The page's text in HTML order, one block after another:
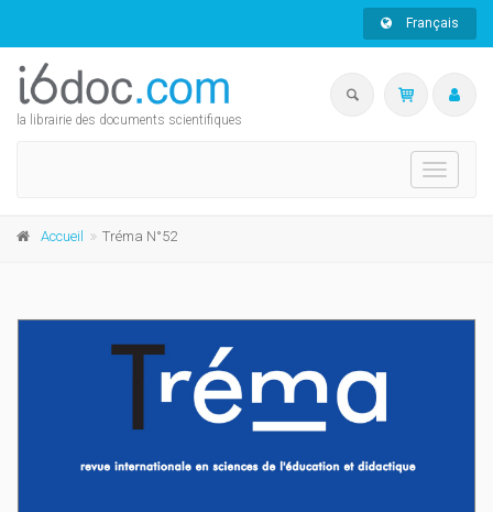
Français
la librairie des documents scientifiques
Toggle
Accueil Tréma N°52